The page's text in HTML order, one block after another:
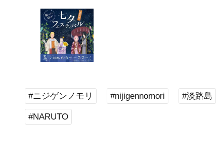
#ニジゲンノモリ #nijigennomori #淡路島
#NARUTO